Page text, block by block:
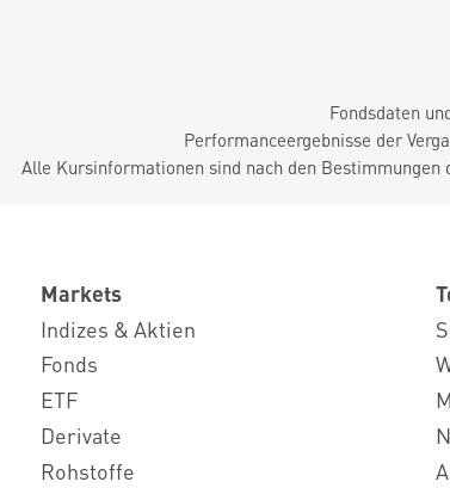
Fondsdaten
Performanceergebnisse der
Alle Kursinformationen sind nach den
Markets
Indizes & Aktien
Fonds
ETF
Derivate
Rohstoffe